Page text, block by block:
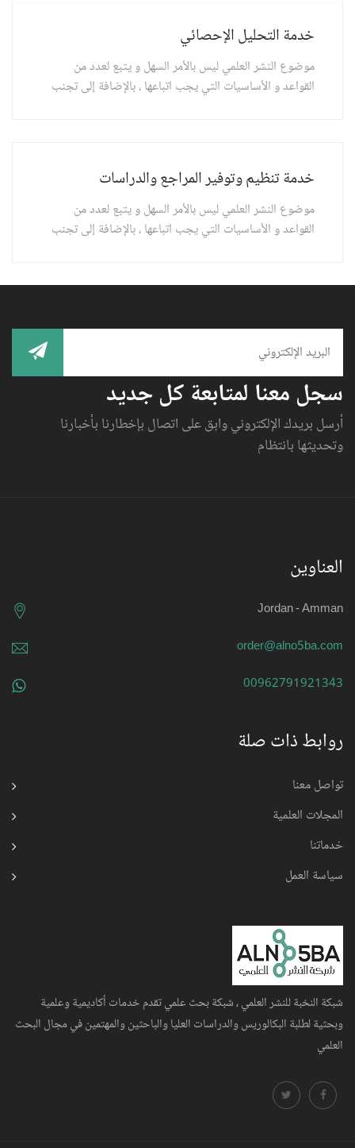
خدمة التحليل الإحصائي
موضوع النشر العلمي ليس بالأمر السهل و يتبع لعدد من
القواعد و الأساسيات التي يجب اتباعها ، بالإضافة إلى تجنب
خدمة تنظيم وتوفير المراجع والدراسات
موضوع النشر العلمي ليس بالأمر السهل و يتبع لعدد من
القواعد و الأساسيات التي يجب اتباعها ، بالإضافة إلى تجنب
سجل معنا لمتابعة كل جديد
أرسل بريدك الإلكتروني وابق على اتصال بإخطارنا بأخبارنا
وتحديثها بانتظام
العناوين
Jordan - Amman
order@alno5ba.com
00962791921343
روابط ذات صلة
تواصل معنا
المجلات العلمية
خدماتنا
سياسة العمل
شبكة النخبة للنشر العلمي ، شبكة بحث علمي تقدم خدمات أكاديمية وعلمية
وبحثية لطلبة البكالوريس والدراسات العليا والباحثين والمهتمين في مجال البحث
العلمي